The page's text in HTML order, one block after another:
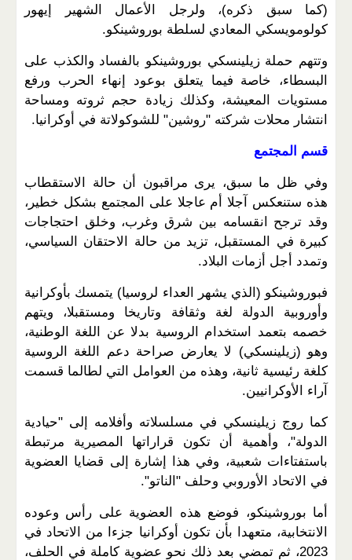
(كما سبق ذكره)، ولرجل الأعمال الشهير إيهور
كولومويسكي المعادي لسلطة بوروشينكو.
وتتهم حملة زيلينسكي بوروشينكو بالفساد والكذب على
البسطاء، خاصة فيما يتعلق بوعود إنهاء الحرب ورفع
مستويات المعيشة، وكذلك زيادة حجم ثروته ومساحة
انتشار محلات شركته "روشين" للشوكولاتة في أوكرانيا.
قسم المجتمع
وفي ظل ما سبق، يرى مراقبون أن حالة الاستقطاب
هذه ستنعكس آجلا أم عاجلا على المجتمع بشكل خطير،
وقد ترجح انقسامه بين شرق وغرب، وخلق احتجاجات
كبيرة في المستقبل، تزيد من حالة الاحتقان السياسي،
وتمدد أجل أزمات البلاد.
فبوروشينكو (الذي يشهر العداء لروسيا) يتمسك بأوكرانية
وأوروبية الدولة لغة وثقافة وتاريخا ومستقبلا، ويتهم
خصمه بتعمد استخدام الروسية بدلا عن اللغة الوطنية،
وهو (زيلينسكي) لا يعارض صراحة دعم اللغة الروسية
كلغة رئيسية ثانية، وهذه من العوامل التي لطالما قسمت
آراء الأوكرانيين.
كما روج زيلينسكي في مسلسلاته وأفلامه إلى "حيادية
الدولة"، وأهمية أن تكون قراراتها المصيرية مرتبطة
باستفتاءات شعبية، وفي هذا إشارة إلى قضايا العضوية
في الاتحاد الأوروبي وحلف "الناتو".
أما بوروشينكو، فوضع هذه العضوية على رأس وعوده
الانتخابية، متعهدا بأن تكون أوكرانيا جزءا من الاتحاد في
2023، ثم تمضي بعد ذلك نحو عضوية كاملة في الحلف،